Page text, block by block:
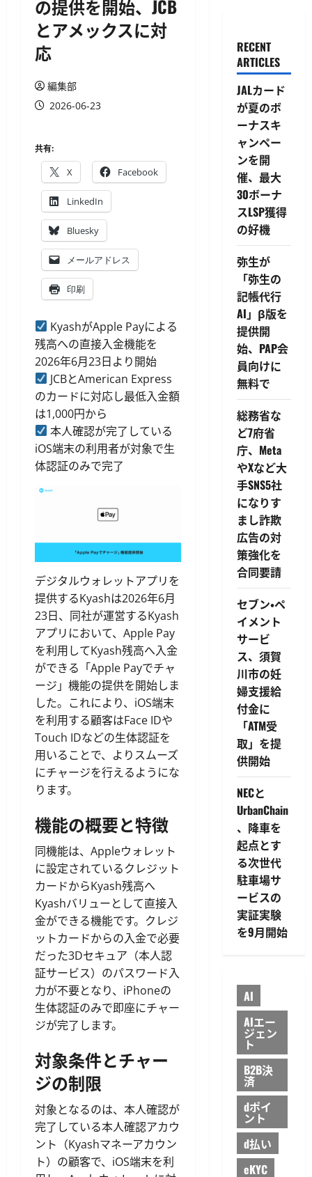
の提供を開始、JCB
とアメックスに対
応
編集部
2026-06-23
共有:
X Facebook
LinkedIn
Bluesky
メールアドレス
印刷
KyashがApple Payによる
残高への直接入金機能を
2026年6月23日より開始
JCBとAmerican Express
のカードに対応し最低入金額
は1,000円から
本人確認が完了している
iOS端末の利用者が対象で生
体認証のみで完了
デジタルウォレットアプリを
提供するKyashは2026年6月
23日、同社が運営するKyash
アプリにおいて、Apple Pay
を利用してKyash残高へ入金
ができる「Apple Payでチャ
ージ」機能の提供を開始しま
した。これにより、iOS端末
を利用する顧客はFace IDや
Touch IDなどの生体認証を
用いることで、よりスムーズ
にチャージを行えるようにな
ります。
機能の概要と特徴
同機能は、Appleウォレット
に設定されているクレジット
カードからKyash残高へ
Kyashバリューとして直接入
金ができる機能です。クレジ
ットカードからの入金で必要
だった3Dセキュア（本人認
証サービス）のパスワード入
力が不要となり、iPhoneの
生体認証のみで即座にチャー
ジが完了します。
対象条件とチャー
ジの制限
対象となるのは、本人確認が
完了している本人確認アカウ
ント（Kyashマネーアカウン
ト）の顧客で、iOS端末を利
RECENT
ARTICLES
JALカード
が夏のボ
ーナスキ
ャンペー
ンを開
催、最大
30ボーナ
スLSP獲得
の好機
弥生が
「弥生の
記帳代行
AI」β版を
提供開
始、PAP会
員向けに
無料で
総務省な
ど7府省
庁、Meta
やXなど大
手SNS5社
になりす
まし詐欺
広告の対
策強化を
合同要請
セブン・ペ
イメント
サービ
ス、須賀
川市の妊
婦支援給
付金に
「ATM受
取」を提
供開始
NECと
UrbanChain
、降車を
起点とす
る次世代
駐車場サ
ービスの
実証実験
を9月開始
AI
AIエー
ジェン
ト
B2B決
済
dポイ
ント
d払い
eKYC